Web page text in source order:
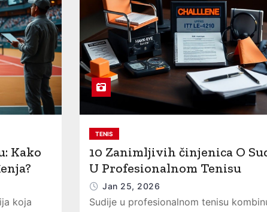
Kako
koja
TENIS
10 Zanimljivih činjenica O
U Profesionalnom Tenisu
Jan 25, 2026
Sudije u profesionalnom tenisu